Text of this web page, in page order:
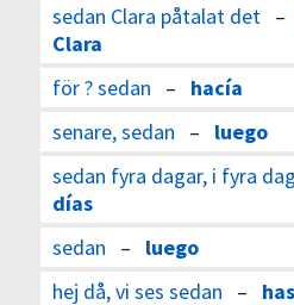
sedan Clara påtalat det –
Clara
för ? sedan – hacía
senare, sedan – luego
sedan fyra dagar, i fyra
días
sedan – luego
hej då, vi ses sedan –